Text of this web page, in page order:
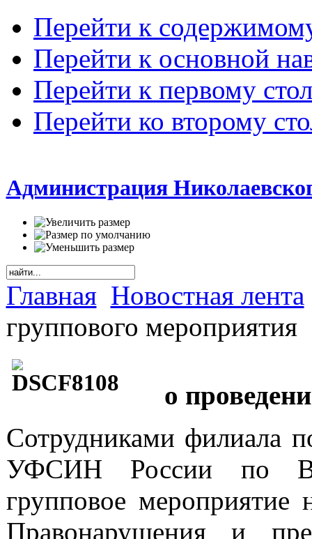
Перейти к
Перейти к основной
Перейти к первому
Перейти ко второму
Администрация
Главная Новостная лента
группового мероприятия
о
Сотрудниками филиала
УФСИН России по
групповое мероприятие
Правонарушения и